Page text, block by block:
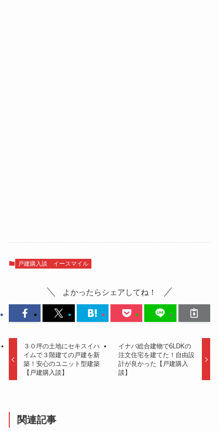
戸建購入談 イースマイル
よかったらシェアしてね！
３０坪の土地にセキスイハ
イムで３階建ての戸建を新
築！安心のユニット型建築
【戸建購入談】
イナバ総合建物で6LDKの
注文住宅を建てた！自由設
計が良かった【戸建購入
談】
関連記事